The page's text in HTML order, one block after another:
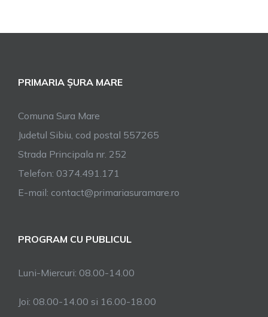
PRIMARIA ȘURA MARE
Comuna Sura Mare
Judetul Sibiu, cod postal 557265
Strada Principala nr. 252
Telefon: 0374.491.171
E-mail: contact@primariasuramare.ro
PROGRAM CU PUBLICUL
Luni-Miercuri: 08.00-14.00
Joi: 08.00-14.00 si 16.00-18.00